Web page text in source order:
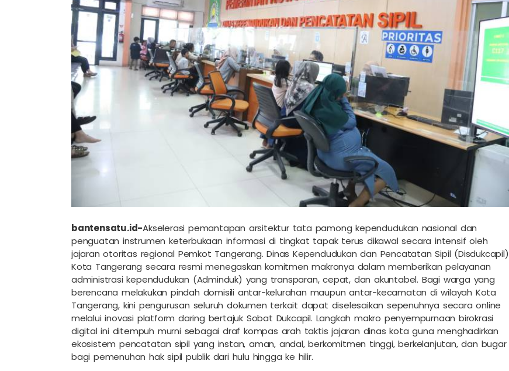
bantensatu.id-Akselerasi pemantapan arsitektur tata pamong kependudukan nasional dan
penguatan instrumen keterbukaan informasi di tingkat tapak terus dikawal secara intensif oleh
jajaran otoritas regional Pemkot Tangerang. Dinas Kependudukan dan Pencatatan Sipil (Disdukcapil)
Kota Tangerang secara resmi menegaskan komitmen makronya dalam memberikan pelayanan
administrasi kependudukan (Adminduk) yang transparan, cepat, dan akuntabel. Bagi warga yang
berencana melakukan pindah domisili antar-kelurahan maupun antar-kecamatan di wilayah Kota
Tangerang, kini pengurusan seluruh dokumen terkait dapat diselesaikan sepenuhnya secara online
melalui inovasi platform daring bertajuk Sobat Dukcapil. Langkah makro penyempurnaan birokrasi
digital ini ditempuh murni sebagai draf kompas arah taktis jajaran dinas kota guna menghadirkan
ekosistem pencatatan sipil yang instan, aman, andal, berkomitmen tinggi, berkelanjutan, dan bugar
bagi pemenuhan hak sipil publik dari hulu hingga ke hilir.